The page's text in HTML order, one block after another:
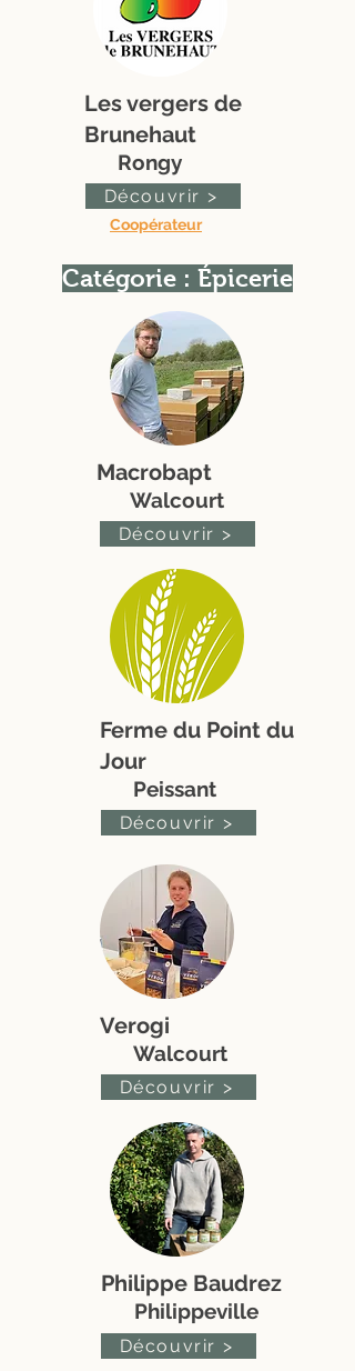
Les vergers de
Brunehaut
Rongy
Découvrir >
Coopérateur
Catégorie : Épicerie
Macrobapt
Walcourt
Découvrir >
Ferme du Point du
Jour
Peissant
Découvrir >
Verogi
Walcourt
Découvrir >
Philippe Baudrez
Philippeville
Découvrir >